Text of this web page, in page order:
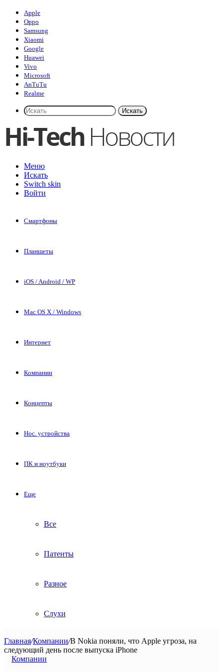
Apple
Oppo
Samsung
Xiaomi
Google
Huawei
Vivo
Microsoft
AnTuTu
Realme
Искать
Меню
Искать
Switch skin
Войти
Смартфоны
Планшеты
iOS / Android / WP
Mac OS X / Windows
Интернет
Компании
Концепты
Нос. устройства
ПК и ноутбуки
Еще
Все
Патенты
Разное
Слухи
Главная/Компании/В Nokia поняли, что Apple угроза, на
следующий день после выпуска iPhone
Компании